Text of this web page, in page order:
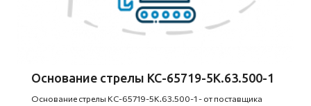
Основание стрелы КС-65719-5К.63.500-1
Основание стрелы КС-65719-5К.63.500-1 - от поставщика